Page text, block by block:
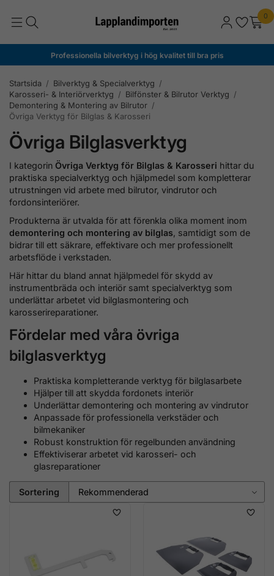
0
Professionella bilverktyg i hög kvalitet till bra pris
Startsida / Bilverktyg & Specialverktyg /
Karosseri- & Interiörverktyg / Bilfönster & Bilrutor Verktyg /
Demontering & Montering av Bilrutor /
Övriga Verktyg för Bilglas & Karosseri
Övriga Bilglasverktyg
I kategorin Övriga Verktyg för Bilglas & Karosseri hittar du
praktiska specialverktyg och hjälpmedel som kompletterar
utrustningen vid arbete med bilrutor, vindrutor och
fordonsinteriörer.
Produkterna är utvalda för att förenkla olika moment inom
demontering och montering av bilglas, samtidigt som de
bidrar till ett säkrare, effektivare och mer professionellt
arbetsflöde i verkstaden.
Här hittar du bland annat hjälpmedel för skydd av
instrumentbräda och interiör samt specialverktyg som
underlättar arbetet vid bilglasmontering och
karosserireparationer.
Fördelar med våra övriga
bilglasverktyg
Praktiska kompletterande verktyg för bilglasarbete
Hjälper till att skydda fordonets interiör
Underlättar demontering och montering av vindrutor
Anpassade för professionella verkstäder och
bilmekaniker
Robust konstruktion för regelbunden användning
Effektiviserar arbetet vid karosseri- och
glasreparationer
Sortering